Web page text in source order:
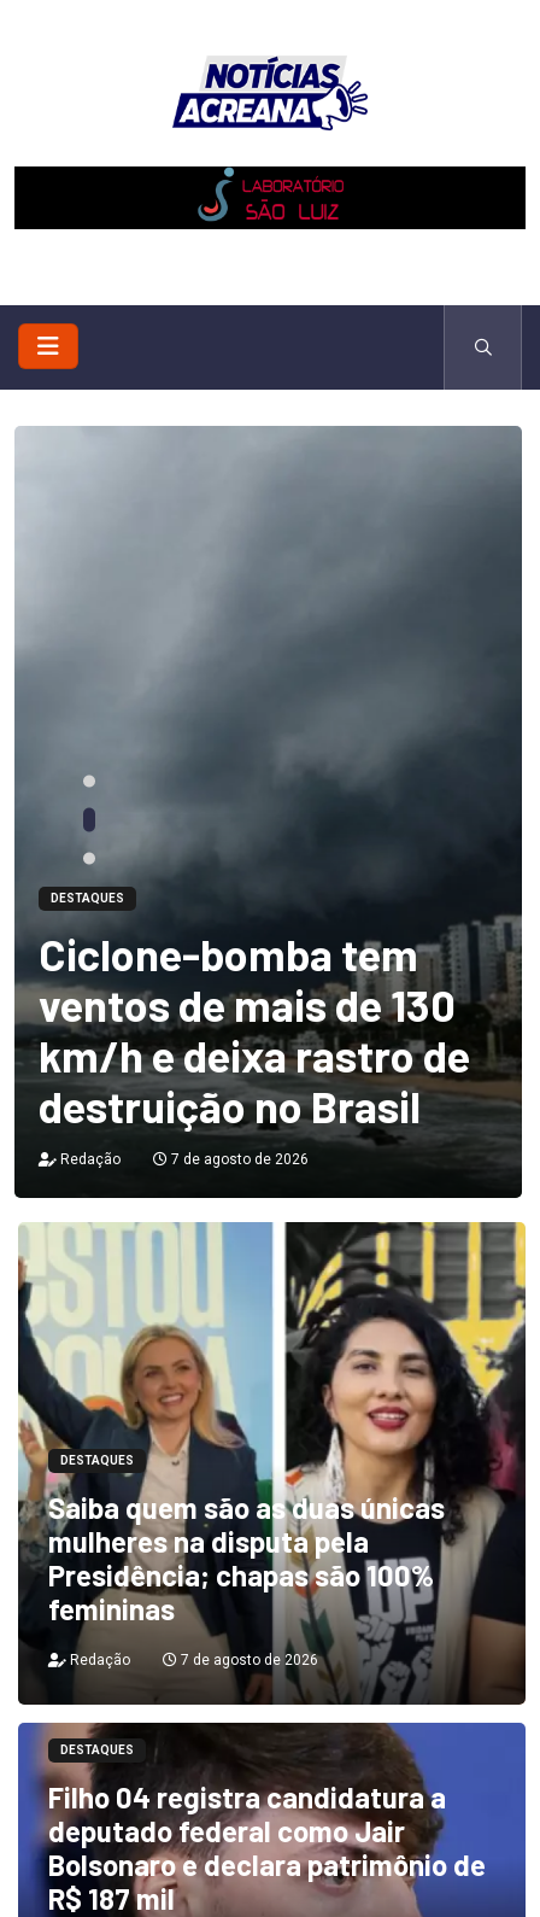
DESTAQUES
Ciclone-bomba tem
ventos de mais de 130
km/h e deixa rastro de
destruição no Brasil
Redação 7 de agosto de 2026
DESTAQUES
Saiba quem são as duas únicas
mulheres na disputa pela
Presidência; chapas são 100%
femininas
Redação 7 de agosto de 2026
DESTAQUES
Filho 04 registra candidatura a
deputado federal como Jair
Bolsonaro e declara patrimônio de
R$ 187 mil